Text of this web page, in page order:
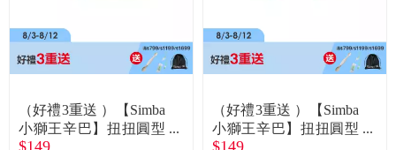
（好禮3重送 ）【Simba
小獅王辛巴】扭扭圓型
安撫奶嘴（全齡）-優格
$149
（好禮3重送 ）【Simba
小獅王辛巴】扭扭圓型
安撫奶嘴（全齡）-草莓
$149